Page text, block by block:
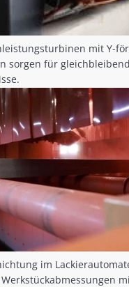
mit Y-
sorgen für
im